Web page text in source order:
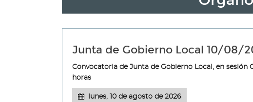
Junta de Gobierno Local 10/08/
Convocatoria de Junta de Gobierno Local, en sesión
horas
lunes, 10 de agosto de 2026